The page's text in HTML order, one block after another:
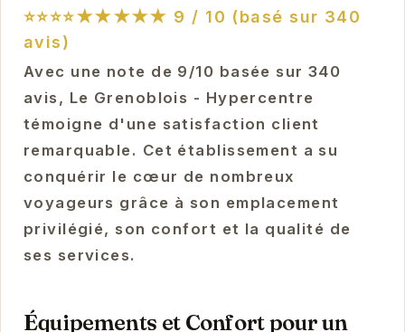
⭐⭐⭐⭐★★★★★ 9 / 10 (basé sur 340
avis)
Avec une note de 9/10 basée sur 340
avis, Le Grenoblois - Hypercentre
témoigne d'une satisfaction client
remarquable. Cet établissement a su
conquérir le cœur de nombreux
voyageurs grâce à son emplacement
privilégié, son confort et la qualité de
ses services.
Équipements et Confort pour un